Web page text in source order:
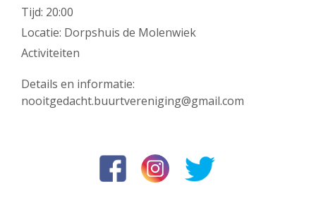
Tijd: 20:00
Locatie: Dorpshuis de Molenwiek
Activiteiten
Details en informatie:
nooitgedacht.buurtvereniging@gmail.com